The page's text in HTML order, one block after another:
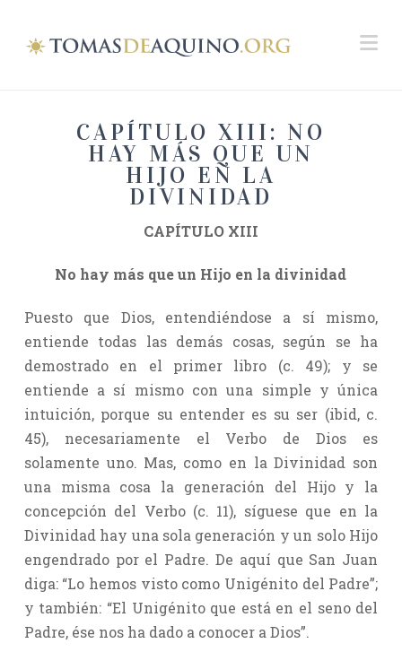
CAPÍTULO XIII: NO
HAY MÁS QUE UN
HIJO EN LA
DIVINIDAD
CAPÍTULO XIII
No hay más que un Hijo en la divinidad
Puesto que Dios, entendiéndose a sí mismo,
entiende todas las demás cosas, según se ha
demostrado en el primer libro (c. 49); y se
entiende a sí mismo con una simple y única
intuición, porque su entender es su ser (ibid, c.
45), necesariamente el Verbo de Dios es
solamente uno. Mas, como en la Divinidad son
una misma cosa la generación del Hijo y la
concepción del Verbo (c. 11), síguese que en la
Divinidad hay una sola generación y un solo Hijo
engendrado por el Padre. De aquí que San Juan
diga: “Lo hemos visto como Unigénito del Padre”;
y también: “El Unigénito que está en el seno del
Padre, ése nos ha dado a conocer a Dios”.